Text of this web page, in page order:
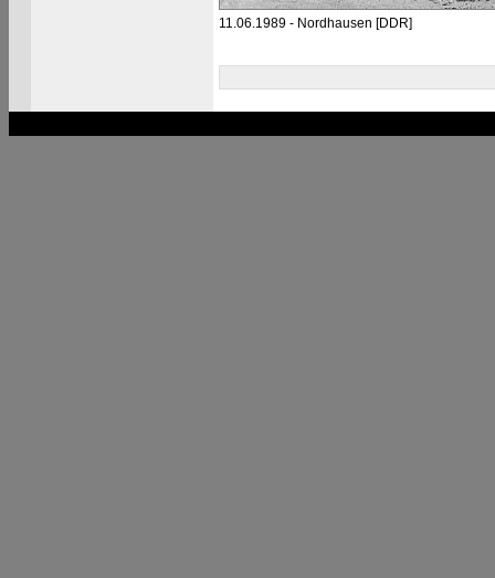
11.06.1989 - Nordhausen [DDR]